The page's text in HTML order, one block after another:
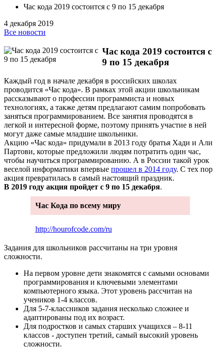
Час кода 2019 состоится с 9 по 15 декабря
4 декабря 2019
Все новости
Час кода 2019 состоится с
9 по 15 декабря
Каждый год в начале декабря в российских школах
проводится «Час кода». В рамках этой акции школьникам
рассказывают о профессии программиста и новых
технологиях, а также детям предлагают самим попробовать
заняться программированием. Все занятия проводятся в
легкой и интересной форме, поэтому принять участие в ней
могут даже самые младшие школьники.
Акцию «Час кода» придумали в 2013 году братья Хади и Али
Партови, которые предложили людям потратить один час,
чтобы научиться программированию. А в России такой урок
веселой информатики впервые прошел в 2014 году. С тех пор
акция превратилась в самый настоящий праздник.
В 2019 году акция пройдет с 9 по 15 декабря.
Час Кода по всему миру
http://hourofcode.com/ru
Задания для школьников рассчитаны на три уровня
сложности.
На первом уровне дети знакомятся с самыми основами
программирования и ключевыми элементами
компьютерного языка. Этот уровень рассчитан на
учеников 1-4 классов.
Для 5-7-классников задания несколько сложнее и
адаптированы под их возраст.
Для подростков и самых старших учащихся – 8-11
классов - доступен третий, самый высокий уровень
сложности.